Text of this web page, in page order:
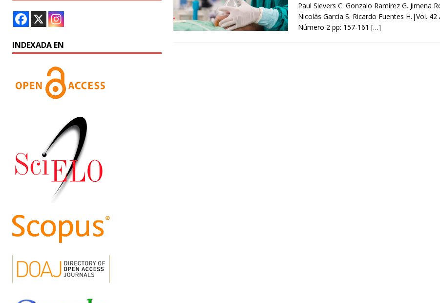
Paul Sievers C. Gonzalo Ramírez G. Jimena
Nicolás García S. Ricardo Fuentes H.|Vol. 42
Número 2 pp: 157-161 […]
INDEXADA EN